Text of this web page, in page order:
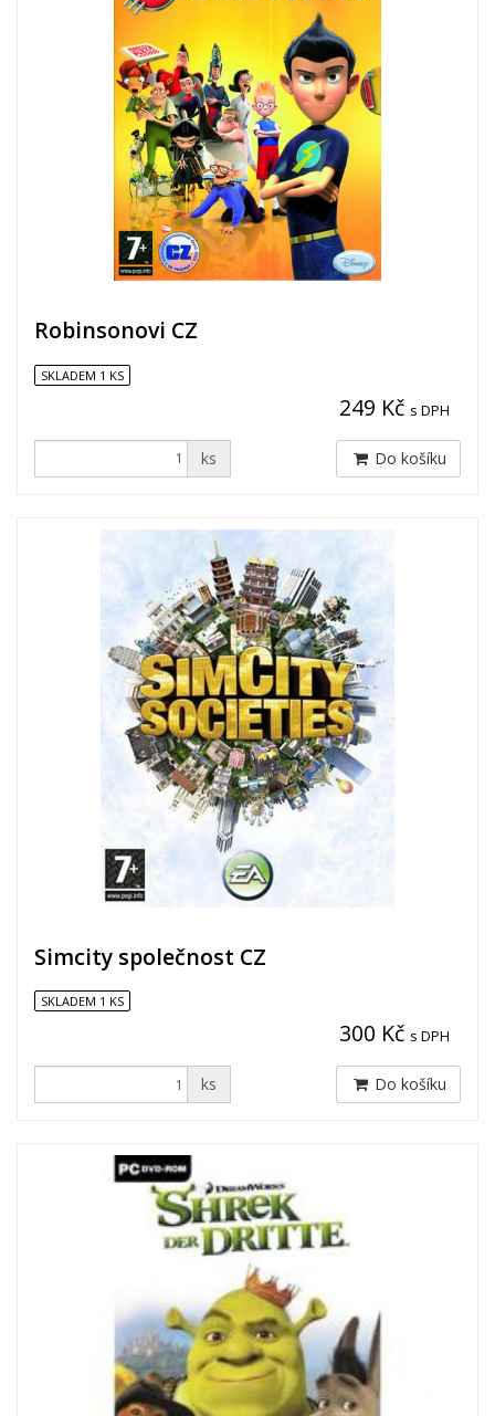
Robinsonovi CZ
SKLADEM 1 KS
249 Kč s DPH
ks Do košíku
Simcity společnost CZ
SKLADEM 1 KS
300 Kč s DPH
ks Do košíku